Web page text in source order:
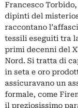
Francesco
dipinti del
raccontano
tessili eseguiti tra
primi decenni del
Nord. Si tratta di
in seta e oro
assicuravano un
formale, come
il preziosissimo